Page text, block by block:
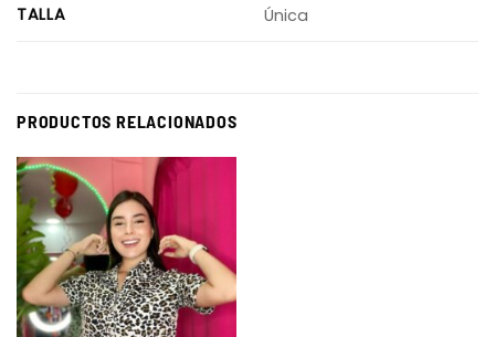
TALLA Única
PRODUCTOS RELACIONADOS